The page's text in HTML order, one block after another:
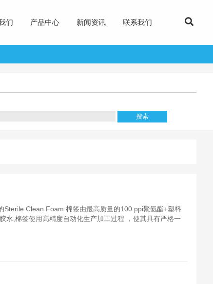
们 产品中心 新闻资讯 联系我们
Clean Foam 棉签由最高质量的100 ppi聚氨酯+塑料
水,棉签使用高精度自动化生产加工过程 ，使其具有严格一